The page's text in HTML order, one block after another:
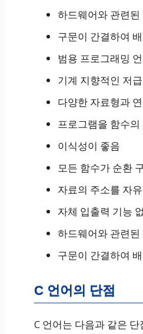
하드웨어와 관련
구문이 간결하여
범용 프로그래밍
기계 지향적인 저
다양한 자료형과
프로그램을 함수
이식성이 좋음
모든 함수가 순환
자료의 주소를 자
자체 입출력 기능
하드웨어와 관련
구문이 간결하여
C 언어의 단점
C 언어는 다음과 같은